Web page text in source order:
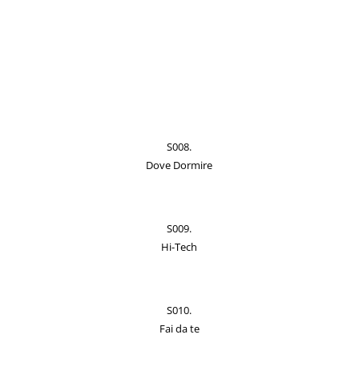
S008.
Dove Dormire
S009.
Hi-Tech
S010.
Fai da te